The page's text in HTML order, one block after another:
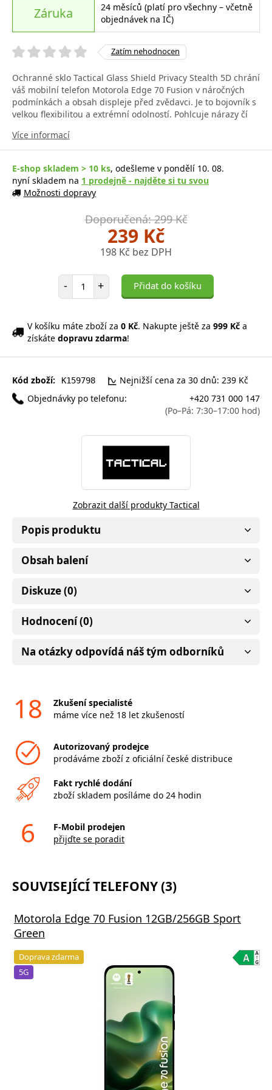
Záruka
24 měsíců (platí pro všechny – včetně
objednávek na IČ)
Zatím nehodnocen
Ochranné sklo Tactical Glass Shield Privacy Stealth 5D chrání
váš mobilní telefon Motorola Edge 70 Fusion v náročných
podmínkách a obsah displeje před zvědavci. Je to bojovník s
velkou flexibilitou a extrémní odolností. Pohlcuje nárazy čí
Více informací
E-shop skladem > 10 ks, odešleme v pondělí 10. 08.
nyní skladem na 1 prodejně - najděte si tu svou
Možnosti dopravy
Doporučená: 299 Kč
239 Kč
198 Kč bez DPH
- Počet položek
+ Přidat do košíku
V košíku máte zboží za 0 Kč. Nakupte ještě za 999 Kč a
získáte dopravu zdarma!
Kód zboží: K159798
Nejnižší cena za 30 dnů: 239 Kč
Objednávky po telefonu:
+420 731 000 147
(Po–Pá: 7:30–17:00 hod)
Zobrazit další produkty Tactical
Popis produktu
Obsah balení
Diskuze (0)
Hodnocení (0)
Na otázky odpovídá náš tým odborníků
18
Zkušení specialisté
máme více než 18 let zkušeností
Autorizovaný prodejce
prodáváme zboží z oficiální české distribuce
Fakt rychlé dodání
zboží skladem posíláme do 24 hodin
6
F-Mobil prodejen
přijďte se poradit
SOUVISEJÍCÍ TELEFONY (3)
Motorola Edge 70 Fusion 12GB/256GB Sport
Green
Doprava zdarma
5G